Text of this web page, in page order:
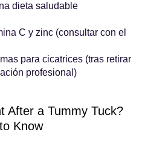
dieta saludable
C y zinc (consultar con el
para cicatrices (tras retirar
profesional)
After a Tummy Tuck?
Know